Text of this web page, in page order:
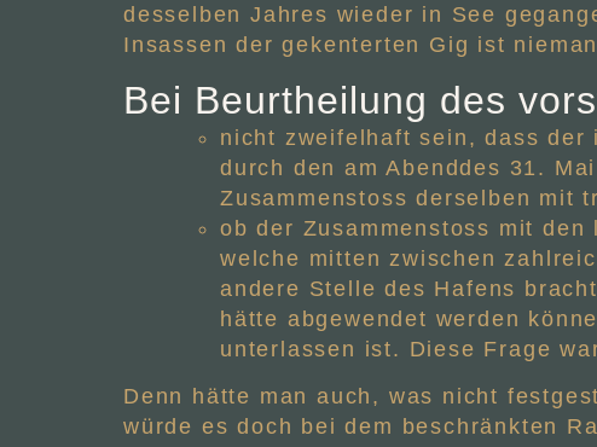
desselben Jahres wieder in See
Insassen der gekenterten Gig ist
Bei Beurtheilung des
nicht zweifelhaft sein, dass der
durch den am Abenddes 31.
Zusammenstoss derselben mit
ob der Zusammenstoss mit
welche mitten zwischen
andere Stelle des Hafens
hätte abgewendet werden
unterlassen ist. Diese Frage
Denn hätte man auch, was nicht
würde es doch bei dem beschränkten